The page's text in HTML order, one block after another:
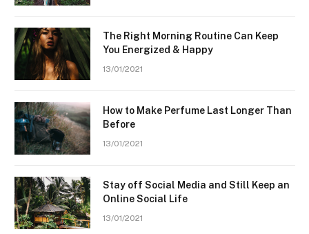
The Right Morning Routine Can Keep
You Energized & Happy
13/01/2021
How to Make Perfume Last Longer Than
Before
13/01/2021
Stay off Social Media and Still Keep an
Online Social Life
13/01/2021